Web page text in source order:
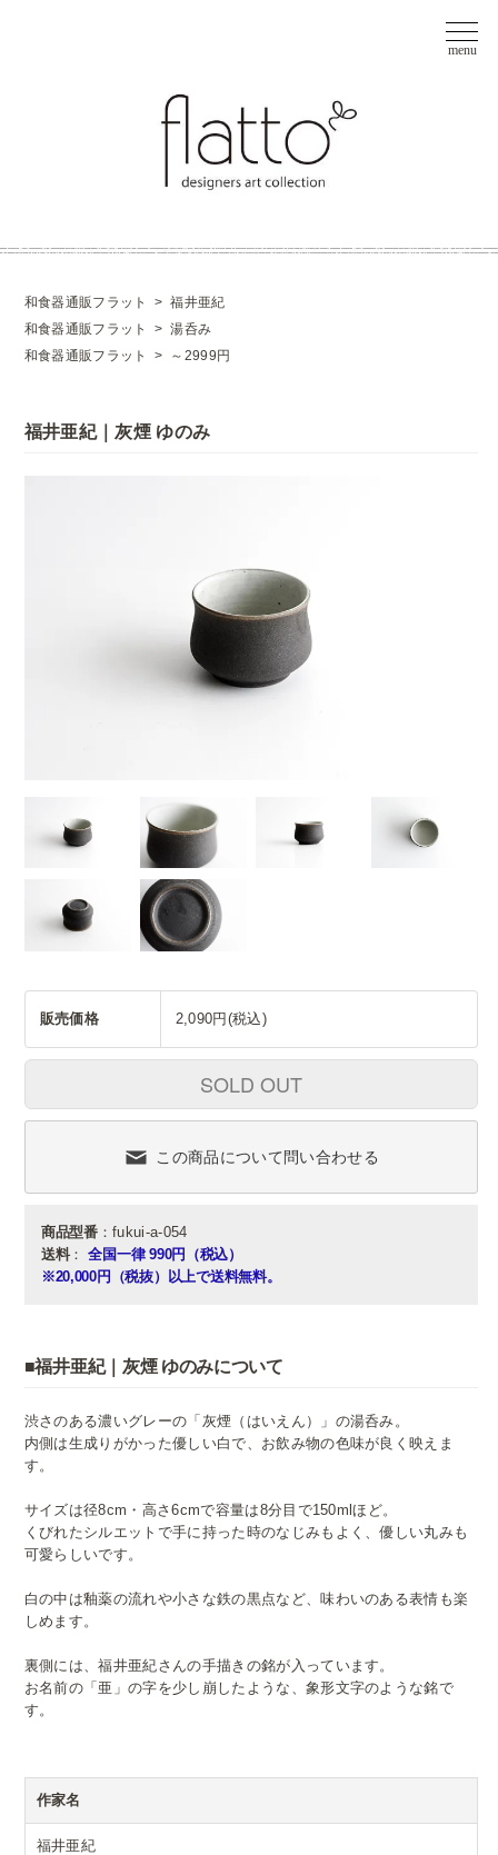
和食器通販フラット >福井亜紀
和食器通販フラット
>湯呑み
和食器通販フラット
> ～2999円
福井亜紀｜灰煙 ゆのみ
販売価格 2,090円(税込)
SOLD OUT
この商品について問い合わせる
商品型番：fukui-a-054
送料： 全国一律 990円（税込）
※20,000円（税抜）以上で送料無料。
■福井亜紀｜灰煙 ゆのみについて
渋さのある濃いグレーの「灰煙（はいえん）」の湯呑み。
内側は生成りがかった優しい白で、お飲み物の色味が良く映えま
す。
サイズは径8cm・高さ6cmで容量は8分目で150mlほど。
くびれたシルエットで手に持った時のなじみもよく、優しい丸みも
可愛らしいです。
白の中は釉薬の流れや小さな鉄の黒点など、味わいのある表情も楽
しめます。
裏側には、福井亜紀さんの手描きの銘が入っています。
お名前の「亜」の字を少し崩したような、象形文字のような銘で
す。
作家名
福井亜紀